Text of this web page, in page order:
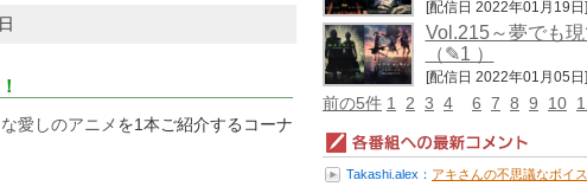
愛しのアニメ を1本ご紹介するコーナ
[配信日 2022年01月19日]
Vol.215～夢でも現
（✎1 ）
[配信日 2022年01月05日]
前の5件 1 2 3 4 6 7 8 9 10
Takashi.alex： アキさんの不思議なボイ